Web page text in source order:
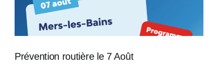
Prévention routière le 7 Août